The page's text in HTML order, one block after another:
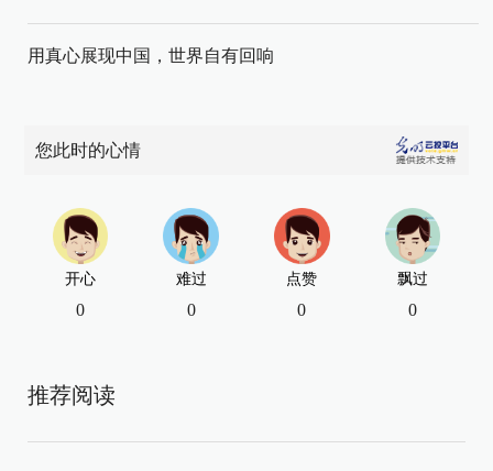
用真心展现中国，世界自有回响
您此时的心情
开心
0
难过
0
点赞
0
飘过
0
推荐阅读